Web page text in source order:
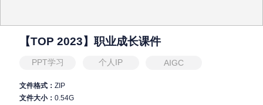
【TOP 2023】职业成长课件
PPT学习 个人IP AIGC
文件格式：ZIP
文件大小：0.54G